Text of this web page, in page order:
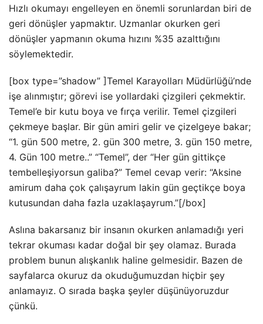
Hızlı okumayı engelleyen en önemli sorunlardan biri de
geri dönüşler yapmaktır. Uzmanlar okurken geri
dönüşler yapmanın okuma hızını %35 azalttığını
söylemektedir.
[box type=”shadow” ]Temel Karayolları Müdürlüğü’nde
işe alınmıştır; görevi ise yollardaki çizgileri çekmektir.
Temel’e bir kutu boya ve fırça verilir. Temel çizgileri
çekmeye başlar. Bir gün amiri gelir ve çizelgeye bakar;
“1. gün 500 metre, 2. gün 300 metre, 3. gün 150 metre,
4. Gün 100 metre..” “Temel”, der “Her gün gittikçe
tembelleşiyorsun galiba?” Temel cevap verir: “Aksine
amirum daha çok çalışayrum lakin gün geçtikçe boya
kutusundan daha fazla uzaklaşayrum.”[/box]
Aslına bakarsanız bir insanın okurken anlamadığı yeri
tekrar okuması kadar doğal bir şey olamaz. Burada
problem bunun alışkanlık haline gelmesidir. Bazen de
sayfalarca okuruz da okuduğumuzdan hiçbir şey
anlamayız. O sırada başka şeyler düşünüyoruzdur
çünkü.